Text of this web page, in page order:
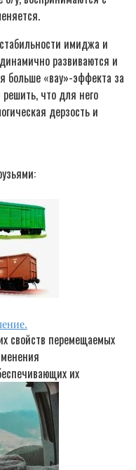
имиджа и
развиваются и
больше «вау»-эффекта за
что для него
дерзость и
свойств перемещаемых
их